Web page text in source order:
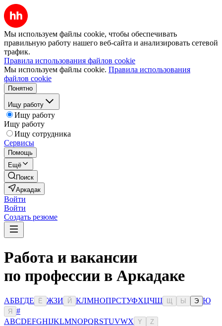
Мы используем файлы cookie, чтобы обеспечивать
правильную работу нашего веб-сайта и анализировать сетевой
трафик.
Правила использования файлов cookie
Мы используем файлы cookie. Правила использования
файлов cookie
Понятно
Ищу работу
Ищу работу
Ищу работу
Ищу сотрудника
Сервисы
Помощь
Ещё
Поиск
Аркадак
Войти
Войти
Создать резюме
Работа и вакансии
по профессии в Аркадаке
АБВГДЕ Ё ЖЗИ Й КЛМНОПРСТУФХЦЧШ Ы Э Ю
Я
#
ABCDEFGHIJKLMNOPQRSTUVWX Y Z